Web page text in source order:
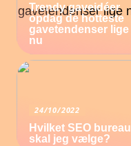
Trendy gaveidéer
opdag de hotteste
gavetendenser lige
nu
24/10/2022
Hvilket SEO bureau
skal jeg vælge?